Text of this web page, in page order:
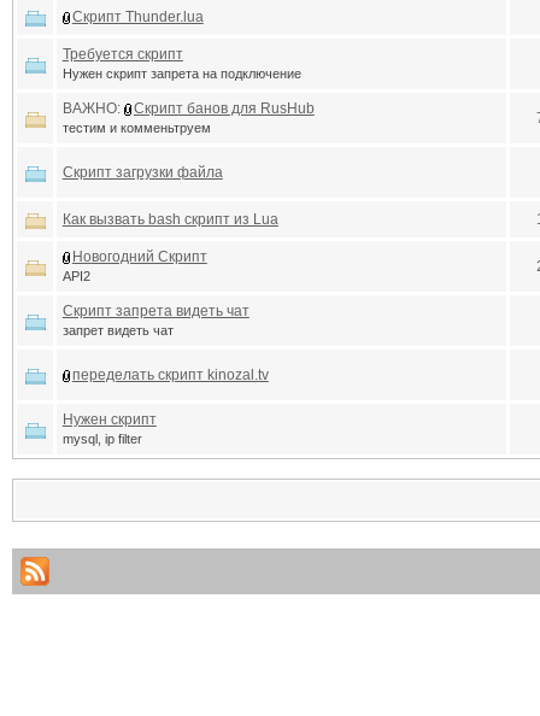
Скрипт Thunder.lua
Требуется скрипт
Нужен скрипт запрета на подключение
ВАЖНО: Скрипт банов для RusHub
тестим и комменьтруем
Скрипт загрузки файла
Как вызвать bash скрипт из Lua
Новогодний Скрипт
API2
Скрипт запрета видеть чат
запрет видеть чат
переделать скрипт kinozal.tv
Нужен скрипт
mysql, ip filter